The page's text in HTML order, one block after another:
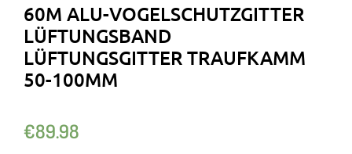
60M ALU-VOGELSCHUTZGITTER
LÜFTUNGSBAND
LÜFTUNGSGITTER TRAUFKAMM
50-100MM
€89.98